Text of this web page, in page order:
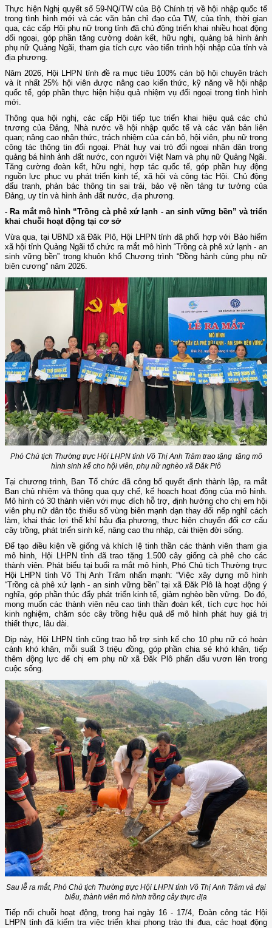
Thực hiện Nghị quyết số 59-NQ/TW của Bộ Chính trị về hội nhập quốc tế
trong tình hình mới và các văn bản chỉ đạo của TW, của tỉnh, thời gian
qua, các cấp Hội phụ nữ trong tỉnh đã chủ động triển khai nhiều hoạt động
đối ngoại, góp phần tăng cường đoàn kết, hữu nghị, quảng bá hình ảnh
phụ nữ Quảng Ngãi, tham gia tích cực vào tiến trình hội nhập của tỉnh và
địa phương.
Năm 2026, Hội LHPN tỉnh đề ra mục tiêu 100% cán bộ hội chuyên trách
và ít nhất 25% hội viên được nâng cao kiến thức, kỹ năng về hội nhập
quốc tế, góp phần thực hiện hiệu quả nhiệm vụ đối ngoại trong tình hình
mới.
Thông qua hội nghị, các cấp Hội tiếp tục triển khai hiệu quả các chủ
trương của Đảng, Nhà nước về hội nhập quốc tế và các văn bản liên
quan; nâng cao nhận thức, trách nhiệm của cán bộ, hội viên, phụ nữ trong
công tác thông tin đối ngoại. Phát huy vai trò đối ngoại nhân dân trong
quảng bá hình ảnh đất nước, con người Việt Nam và phụ nữ Quảng Ngãi.
Tăng cường đoàn kết, hữu nghị, hợp tác quốc tế, góp phần huy động
nguồn lực phục vụ phát triển kinh tế, xã hội và công tác Hội. Chủ động
đấu tranh, phản bác thông tin sai trái, bảo vệ nền tảng tư tưởng của
Đảng, uy tín và hình ảnh đất nước, địa phương.
- Ra mắt mô hình “Trồng cà phê xứ lạnh - an sinh vững bền” và triển
khai chuỗi hoạt động tại cơ sở
Vừa qua, tại UBND xã Đăk Plô, Hội LHPN tỉnh đã phối hợp với Bảo hiểm
xã hội tỉnh Quảng Ngãi tổ chức ra mắt mô hình “Trồng cà phê xứ lạnh - an
sinh vững bền” trong khuôn khổ Chương trình “Đồng hành cùng phụ nữ
biên cương” năm 2026.
Phó Chủ tịch Thường trực Hội LHPN tỉnh Võ Thị Anh Trâmtrao tặng tặng mô
hình sinh kế cho hội viên, phụ nữ nghèo xã Đăk Plô
Tại chương trình, Ban Tổ chức đã công bố quyết định thành lập, ra mắt
Ban chủ nhiệm và thông qua quy chế, kế hoạch hoạt động của mô hình.
Mô hình có 30 thành viên với mục đích hỗ trợ, định hướng cho chị em hội
viên phụ nữ dân tộc thiểu số vùng biên mạnh dạn thay đổi nếp nghĩ cách
làm, khai thác lợi thế khí hậu địa phương, thực hiện chuyển đổi cơ cấu
cây trồng, phát triển sinh kế, nâng cao thu nhập, cải thiện đời sống.
Để tạo điều kiện về giống và khích lệ tinh thần các thành viên tham gia
mô hình, Hội LHPN tỉnh đã trao tặng 1.500 cây giống cà phê cho các
thành viên. Phát biểu tại buổi ra mắt mô hình, Phó Chủ tịch Thường trực
Hội LHPN tỉnh Võ Thị Anh Trâm nhấn mạnh: “Việc xây dựng mô hình
“Trồng cà phê xứ lạnh - an sinh vững bền” tại xã Đăk Plô là hoạt động ý
nghĩa, góp phần thúc đẩy phát triển kinh tế, giảm nghèo bền vững. Do đó,
mong muốn các thành viên nêu cao tinh thần đoàn kết, tích cực học hỏi
kinh nghiệm, chăm sóc cây trồng hiệu quả để mô hình phát huy giá trị
thiết thực, lâu dài.
Dịp này, Hội LHPN tỉnh cũng trao hỗ trợ sinh kế cho 10 phụ nữ có hoàn
cảnh khó khăn, mỗi suất 3 triệu đồng, góp phần chia sẻ khó khăn, tiếp
thêm động lực để chị em phụ nữ xã Đăk Plô phấn đấu vươn lên trong
cuộc sống.
Sau lễ ra mắt, Phó Chủ tịch Thường trực Hội LHPN tỉnh Võ Thị Anh Trâm và đại
biểu, thành viên mô hình trồng cây thực địa
Tiếp nối chuỗi hoạt động, trong hai ngày 16 - 17/4, Đoàn công tác Hội
LHPN tỉnh đã kiểm tra việc triển khai phong trào thi đua, các hoạt động